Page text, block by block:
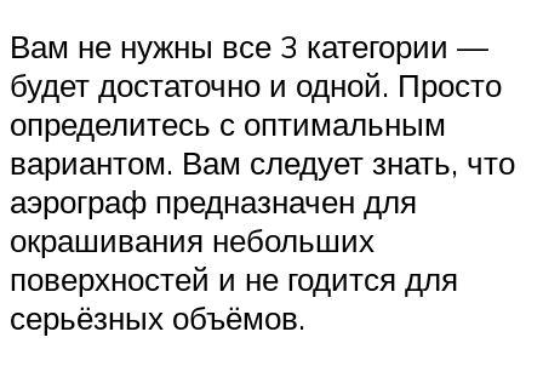
Вам не нужны все 3 категории —
будет достаточно и одной. Просто
определитесь с оптимальным
вариантом. Вам следует знать, что
аэрограф предназначен для
окрашивания небольших
поверхностей и не годится для
серьёзных объёмов.